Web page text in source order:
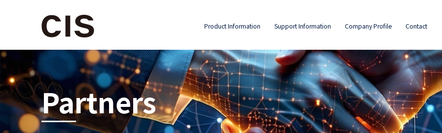
Product Information Support Information Company Profile Contact
Partners